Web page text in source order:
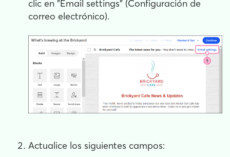
clic en "Email settings" (Configuración de
correo electrónico).
Actualice los siguientes campos: